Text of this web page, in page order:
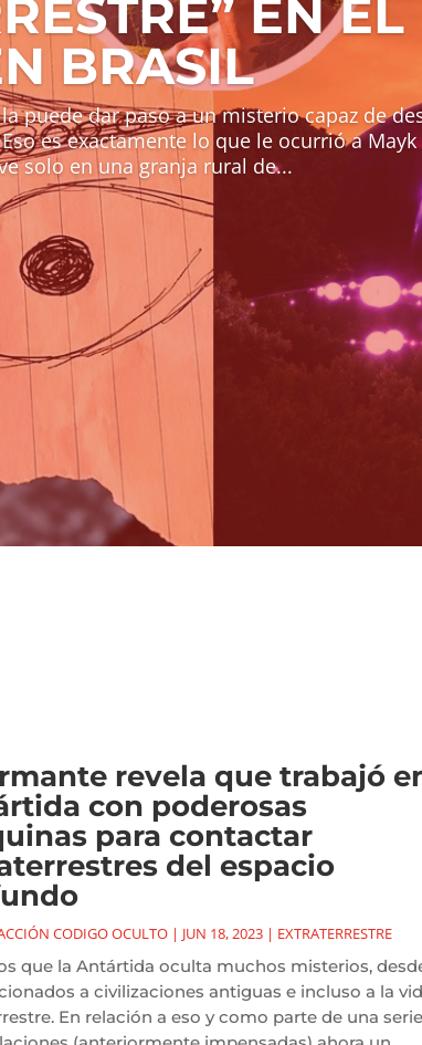
EN EL
BRASIL
puede dar paso a un misterio capaz de
es exactamente lo que le ocurrió a
solo en una granja rural de...
revela que trabajó
con poderosas
para contactar
del espacio
CODIGO OCULTO| JUN 18, 2023| EXTRATERRESTRE
que la Antártida oculta muchos misterios,
a civilizaciones antiguas e incluso a la
En relación a eso y como parte de una serie